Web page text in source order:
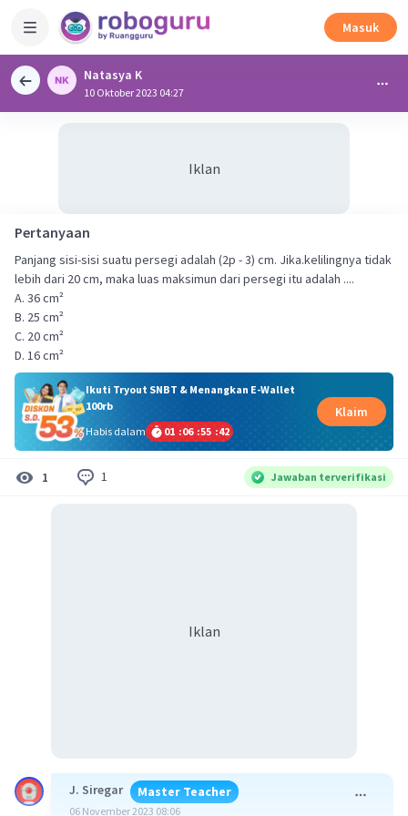
Masuk
Natasya K
10 Oktober 2023 04:27
Iklan
Pertanyaan
Panjang sisi-sisi suatu persegi adalah (2p - 3) cm. Jika.kelilingnya tidak
lebih dari 20 cm, maka luas maksimun dari persegi itu adalah ....
A. 36 cm²
B. 25 cm²
C. 20 cm²
D. 16 cm²
Ikuti Tryout SNBT & Menangkan E-Wallet
100rb
Habis dalam
01 :06 :55 :42
Klaim
1 1 Jawaban terverifikasi
Iklan
J. Siregar Master Teacher
06 November 2023 08:06